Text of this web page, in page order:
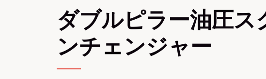
ダブルピラー油圧ス
ンチェンジャー